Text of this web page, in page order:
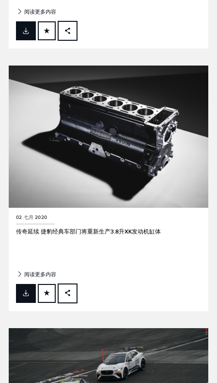
阅读更多内容
FACEBOOK
SHARE
02 七月 2020
传奇延续 捷豹经典车部门将重新生产3.8升XK发动机缸体
阅读更多内容
FACEBOOK
SHARE